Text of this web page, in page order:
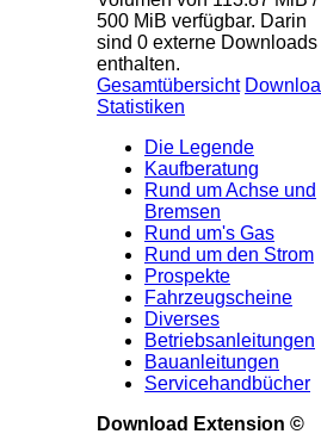
500 MiB verfügbar. Darin
sind 0 externe Downloads
enthalten.
Gesamtübersicht
Statistiken
Die Legende
Kaufberatung
Rund um Achse und
Bremsen
Rund um's Gas
Rund um den Strom
Prospekte
Fahrzeugscheine
Diverses
Betriebsanleitungen
Bauanleitungen
Servicehandbücher
Download Extension ©